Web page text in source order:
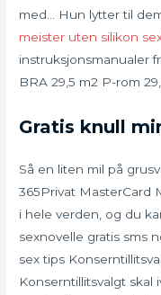
med… Hun lytter til
meister uten silikon
instruksjonsmanualer
BRA 29,5 m2 P-rom
Gratis knull
Så en liten mil på
365Privat MasterCard
i hele verden, og du
sexnovelle gratis sms
sex tips
Konserntillitsvalgt skal